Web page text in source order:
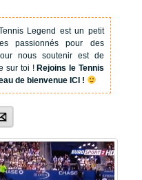
Legend est un petit
passionnés pour des
nous soutenir est de
sur toi !Rejoins le Tennis
de bienvenue ICI !